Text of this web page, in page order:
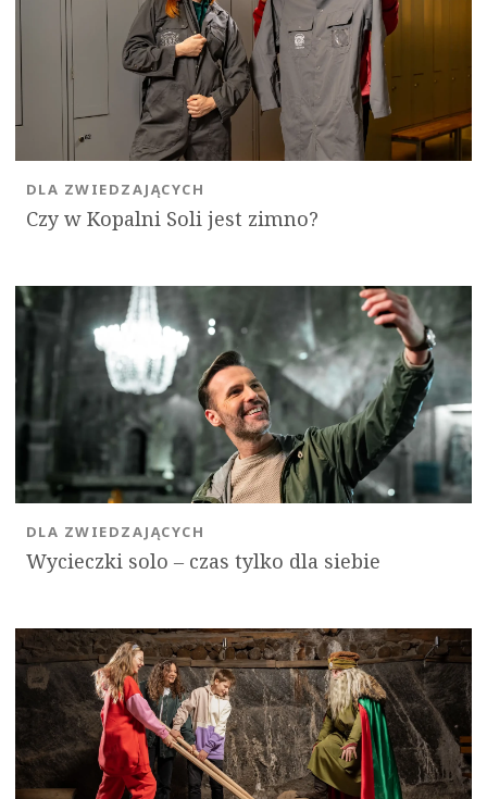
Czy w Kopalni Soli jest zimno?
DLA ZWIEDZAJĄCYCH
Wycieczki solo ‒ czas tylko dla siebie
DLA ZWIEDZAJĄCYCH